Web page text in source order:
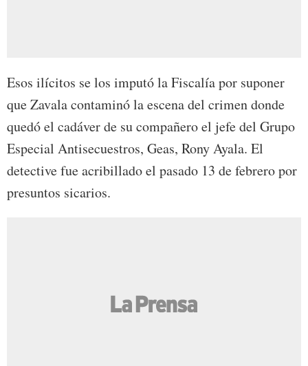
Esos ilícitos se los imputó la Fiscalía por suponer
que Zavala contaminó la escena del crimen donde
quedó el cadáver de su compañero el jefe del Grupo
Especial Antisecuestros, Geas, Rony Ayala. El
detective fue acribillado el pasado 13 de febrero por
presuntos sicarios.